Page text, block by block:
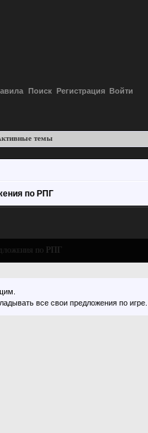
Поиск Регистрация Войти
темы
по РПГ
по РПГ
все свои предложения по